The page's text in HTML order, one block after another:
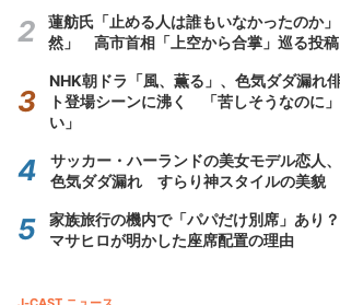
蓮舫氏「止める人は誰もいなかったのか
然」 高市首相「上空から合掌」巡る投
NHK朝ドラ「風、薫る」、色気ダダ漏れ
ト登場シーンに沸く 「苦しそうなのに
い」
サッカー・ハーランドの美女モデル恋人
色気ダダ漏れ すらり神スタイルの美貌
家族旅行の機内で「パパだけ別席」あり
マサヒロが明かした座席配置の理由